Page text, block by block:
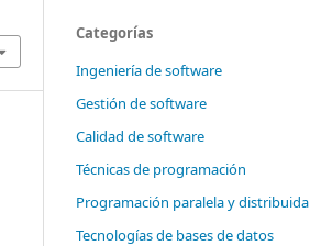
Categorías
Ingeniería de software
Gestión de software
Calidad de software
Técnicas de programación
Programación paralela y distribuida
Tecnologías de bases de datos